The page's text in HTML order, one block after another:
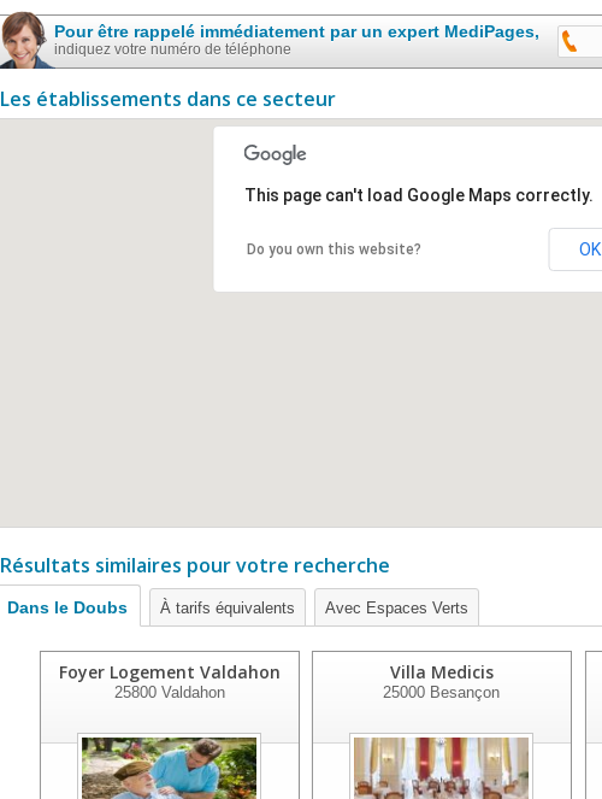
Pour être rappelé immédiatement par un expert MediPages,
indiquez votre numéro de téléphone
Les établissements dans ce secteur
This page can't load Google Maps correctly.
Do you own this website? OK
Résultats similaires pour votre recherche
Dans le Doubs À tarifs équivalents Avec Espaces Verts
Foyer Logement Valdahon
25800Valdahon
Villa Medicis
25000 Besançon